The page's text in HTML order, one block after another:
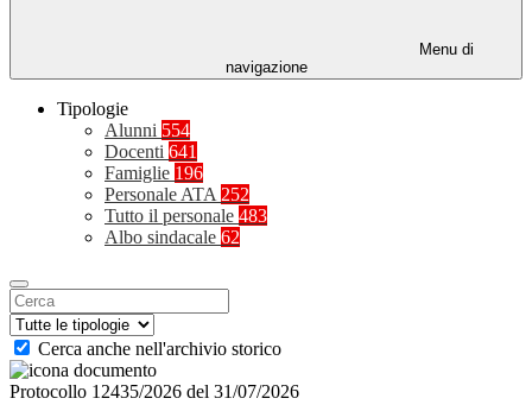
Menu di
navigazione
Tipologie
Alunni 554
Docenti 641
Famiglie 196
Personale ATA 252
Tutto il personale 483
Albo sindacale 62
Cerca anche nell'archivio storico
Protocollo 12435/2026 del 31/07/2026